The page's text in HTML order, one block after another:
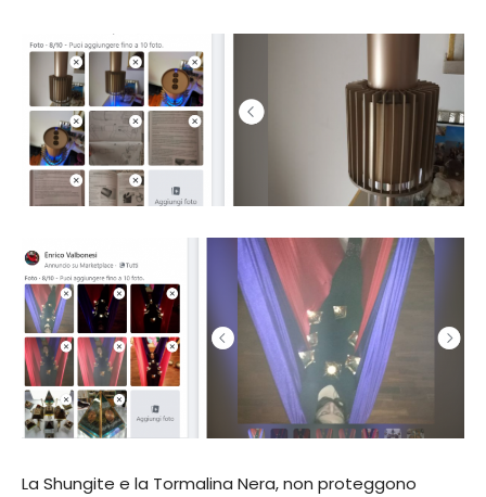
La Shungite e la Tormalina Nera, non proteggono